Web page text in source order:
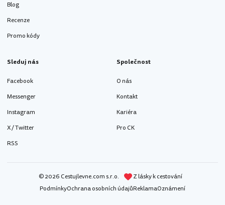
Blog
Recenze
Promo kódy
Sleduj nás
Facebook
Messenger
Instagram
X / Twitter
RSS
Společnost
O nás
Kontakt
Kariéra
Pro CK
© 2026 Cestujlevne.com s.r.o.
Z lásky k cestování
PodmínkyOchrana osobních údajůReklamaOznámení